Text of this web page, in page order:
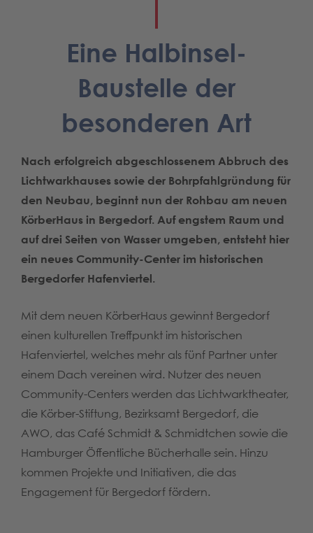
Eine Halbinsel-
Baustelle der
besonderen Art
Nach erfolgreich abgeschlossenem Abbruch des
Lichtwarkhauses sowie der Bohrpfahlgründung für
den Neubau, beginnt nun der Rohbau am neuen
KörberHaus in Bergedorf. Auf engstem Raum und
auf drei Seiten von Wasser umgeben, entsteht hier
ein neues Community-Center im historischen
Bergedorfer Hafenviertel.
Mit dem neuen KörberHaus gewinnt Bergedorf
einen kulturellen Treffpunkt im historischen
Hafenviertel, welches mehr als fünf Partner unter
einem Dach vereinen wird. Nutzer des neuen
Community-Centers werden das Lichtwarktheater,
die Körber-Stiftung, Bezirksamt Bergedorf, die
AWO, das Café Schmidt & Schmidtchen sowie die
Hamburger Öffentliche Bücherhalle sein. Hinzu
kommen Projekte und Initiativen, die das
Engagement für Bergedorf fördern.